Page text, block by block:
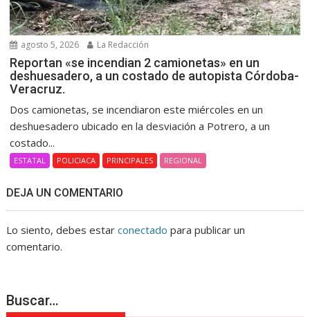
agosto 5, 2026 La Redacción
Reportan «se incendian 2 camionetas» en un
deshuesadero, a un costado de autopista Córdoba-
Veracruz.
Dos camionetas, se incendiaron este miércoles en un
deshuesadero ubicado en la desviación a Potrero, a un
costado...
ESTATAL POLICIACA PRINCIPALES REGIONAL
DEJA UN COMENTARIO
Lo siento, debes estarconectado para publicar un
comentario.
Buscar…